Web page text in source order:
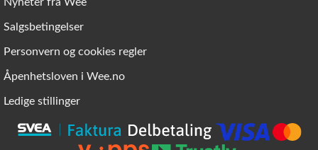
Salgsbetingelser
Personvern og cookies regler
Åpenhetsloven i Wee.no
Ledige stillinger